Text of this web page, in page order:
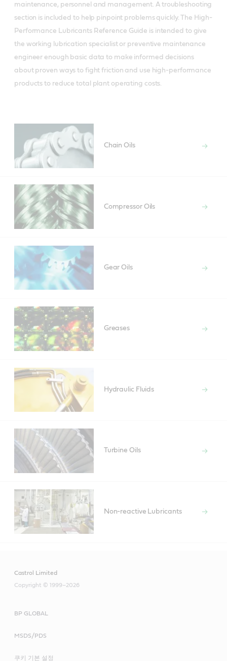
maintenance, personnel and management. A troubleshooting
section is included to help pinpoint problems quickly. The High-
Performance Lubricants Reference Guide is intended to give
the working lubrication specialist or preventive maintenance
engineer enough basic data to make informed decisions
about proven ways to fight friction and use high-performance
products to reduce total plant operating costs.
Chain Oils
Compressor Oils
Gear Oils
Greases
Hydraulic Fluids
Turbine Oils
Non-reactive Lubricants
Castrol Limited
Copyright © 1999–2026
BP GLOBAL
MSDS/PDS
쿠키 기본 설정